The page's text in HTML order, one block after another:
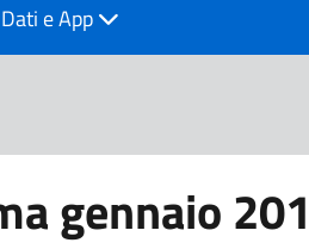
Dati e App
gennaio